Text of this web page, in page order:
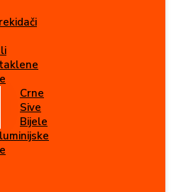
Crne
Sive
Bijele